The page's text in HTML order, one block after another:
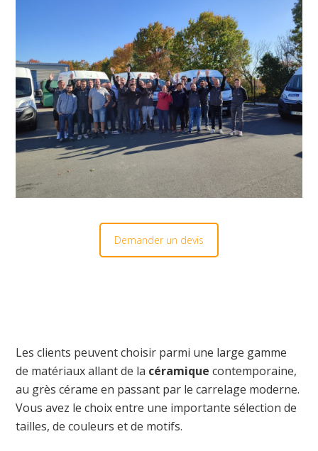
Demander un devis
Les clients peuvent choisir parmi une large gamme
de matériaux allant de la céramique contemporaine,
au grès cérame en passant par le carrelage moderne.
Vous avez le choix entre une importante sélection de
tailles, de couleurs et de motifs.